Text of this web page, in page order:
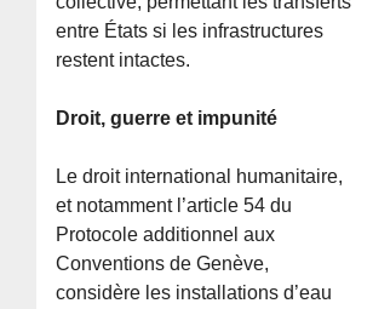
entre États si les infrastructures
restent intactes.
Droit, guerre et impunité
Le droit international humanitaire,
et notamment l’article 54 du
Protocole additionnel aux
Conventions de Genève,
considère les installations d’eau